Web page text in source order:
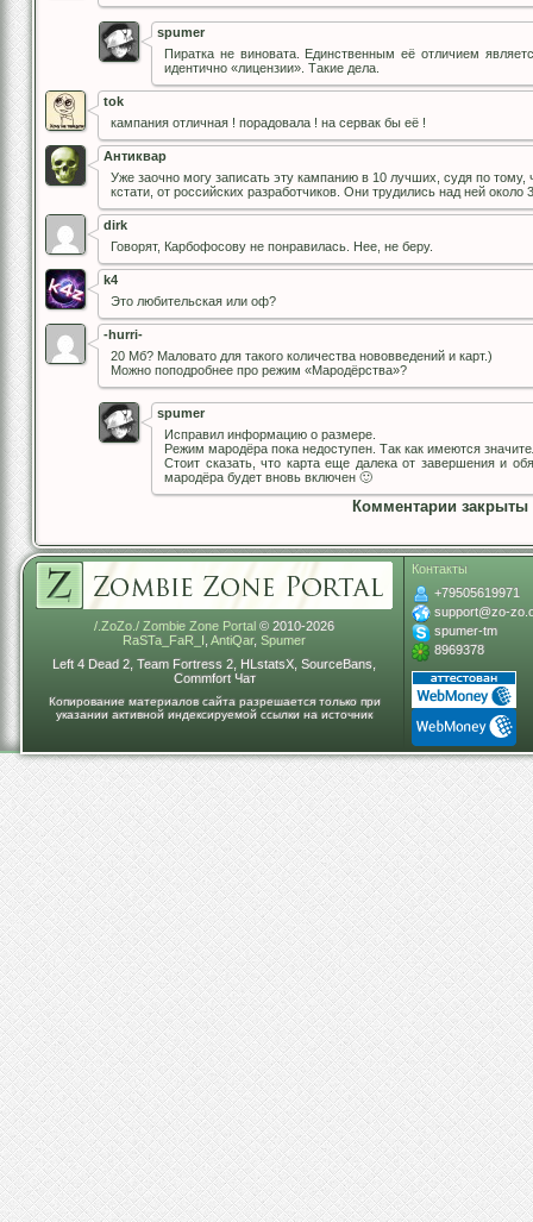
spumer
Пиратка не виновата. Единственным её отличием
идентично «лицензии». Такие дела.
tok
кампания отличная ! порадовала ! на сервак бы её !
Антиквар
Уже заочно могу записать эту кампанию в 10 лучших, судя по
кстати, от российских разработчиков. Они трудились над ней около
dirk
Говорят, Карбофосову не понравилась. Нее, не беру.
k4
Это любительская или оф?
-hurri-
20 Мб? Маловато для такого количества нововведений и карт.)
Можно поподробнее про режим «Мародёрства»?
spumer
Исправил информацию о размере.
Режим мародёра пока недоступен. Так как имеются
Стоит сказать, что карта еще далека от завершения и
мародёра будет вновь включен 🙂
Комментарии закрыты
/.ZoZo./ Zombie Zone Portal © 2010-2026
RaSTa_FaR_I AntiQar, Spumer
Left 4 Dead 2, Team Fortress 2, HLstatsX, SourceBans,
Commfort Чат
Копирование материалов сайта разрешается только при
указании активной индексируемой ссылки на источник
Контакты
+79505619971
support@zo-
spumer-tm
8969378